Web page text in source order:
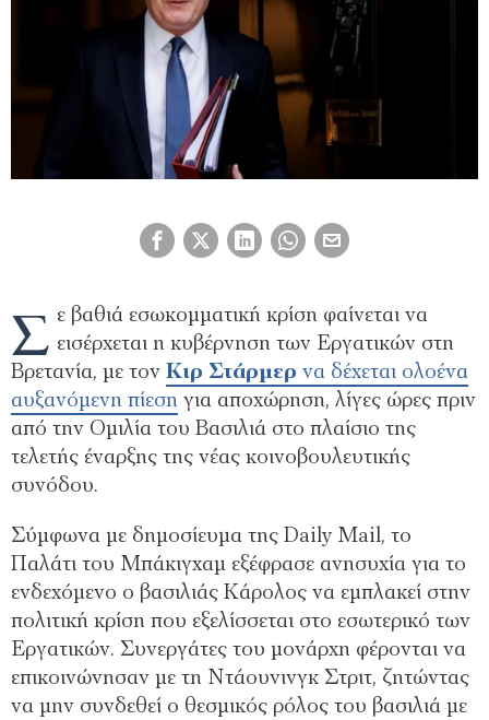
Σ ε βαθιά εσωκομματική κρίση φαίνεται να
εισέρχεται η κυβέρνηση των Εργατικών στη
Βρετανία, με τον Κιρ Στάρμερ να δέχεται ολοένα
αυξανόμενη πίεση για αποχώρηση, λίγες ώρες πριν
από την Ομιλία του Βασιλιά στο πλαίσιο της
τελετής έναρξης της νέας κοινοβουλευτικής
συνόδου.
Σύμφωνα με δημοσίευμα της Daily Mail, το
Παλάτι του Μπάκιγχαμ εξέφρασε ανησυχία για το
ενδεχόμενο ο βασιλιάς Κάρολος να εμπλακεί στην
πολιτική κρίση που εξελίσσεται στο εσωτερικό των
Εργατικών. Συνεργάτες του μονάρχη φέρονται να
επικοινώνησαν με τη Ντάουνινγκ Στριτ, ζητώντας
να μην συνδεθεί ο θεσμικός ρόλος του βασιλιά με